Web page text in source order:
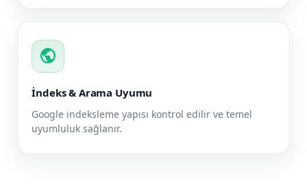
public
İndeks & Arama Uyumu
Google indeksleme yapısı kontrol edilir ve temel
uyumluluk sağlanır.